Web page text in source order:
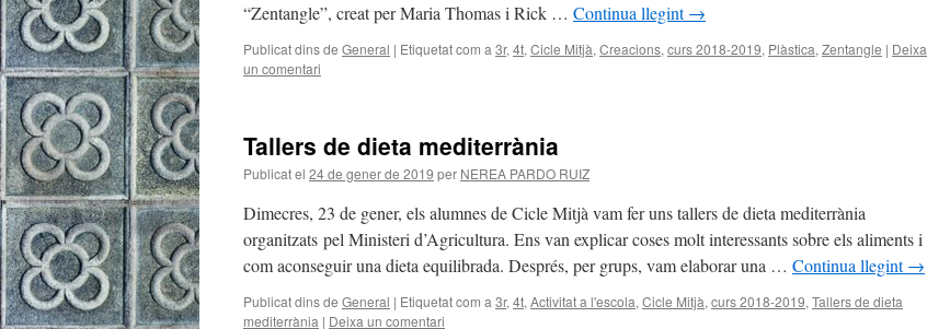
“Zentangle”, creat per Maria Thomas i Rick … Continua llegint→
Publicat dins de General | Etiquetat com a 3r, 4t, Cicle Mitjà, Creacions, curs 2018-2019, Plàstica, Zentangle | Deixa
un comentari
Tallers de dieta mediterrània
Publicat el 24 de gener de 2019 per NEREA PARDO RUIZ
Dimecres, 23 de gener, els alumnes de Cicle Mitjà vam fer uns tallers de dieta mediterrània
organitzats pel Ministeri d’Agricultura. Ens van explicar coses molt interessants sobre els aliments i
com aconseguir una dieta equilibrada. Després, per grups, vam elaborar una … Continua llegint→
Publicat dins de General | Etiquetat com a 3r, 4t, Activitat a l'escola, Cicle Mitjà, curs 2018-2019, Tallers de dieta
mediterrània | Deixa un comentari